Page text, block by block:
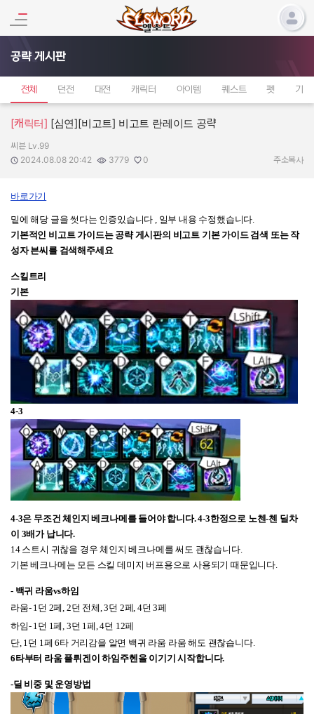
공략 게시판
전체 던전 대전 캐릭터 아이템 퀘스트 펫 기타
[캐릭터] [심연][비고트] 비고트 란레이드 공략
작성자:
씨븐 Lv.99
작성일:
2024.08.08 20:42
조회수:
3779
추천수:
0 주소복사
바로가기
밑에 해당 글을 썻다는 인증있습니다 , 일부 내용 수정했습니다.
기본적인 비고트 가이드는 공략 게시판의 비고트 기본 가이드 검색 또는 작
성자 븐씨를 검색해주세요
스킬트리
기본
4-3
4-3은 무조건 체인지 베크나메 를 들어야 합니다. 4-3한정으로 노첸-첸 딜차
이 3배가 납니다.
14 스트시 귀찮을 경우 체인지 베크나메를 써도 괜찮습니다.
기본 베크나메는 모든 스킬 데미지 버프용으로 사용되기 때문입니다.
- 백귀 라움vs하임
라움- 1던 2페, 2던 전체, 3던 2페, 4던 3페
하임- 1던 1페, 3던 1페, 4던 12페
단, 1던 1페 6타 거리감을 알면 백귀 라움 라움 해도 괜찮습니다.
6타부터 라움 플뤼겐이 하임주헨을 이기기 시작합니다.
-딜 비중 및 운영방법